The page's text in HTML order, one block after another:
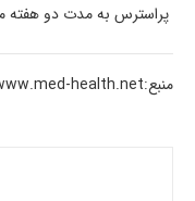
پراسترس به مدت دو
منبع:www.med-health.net